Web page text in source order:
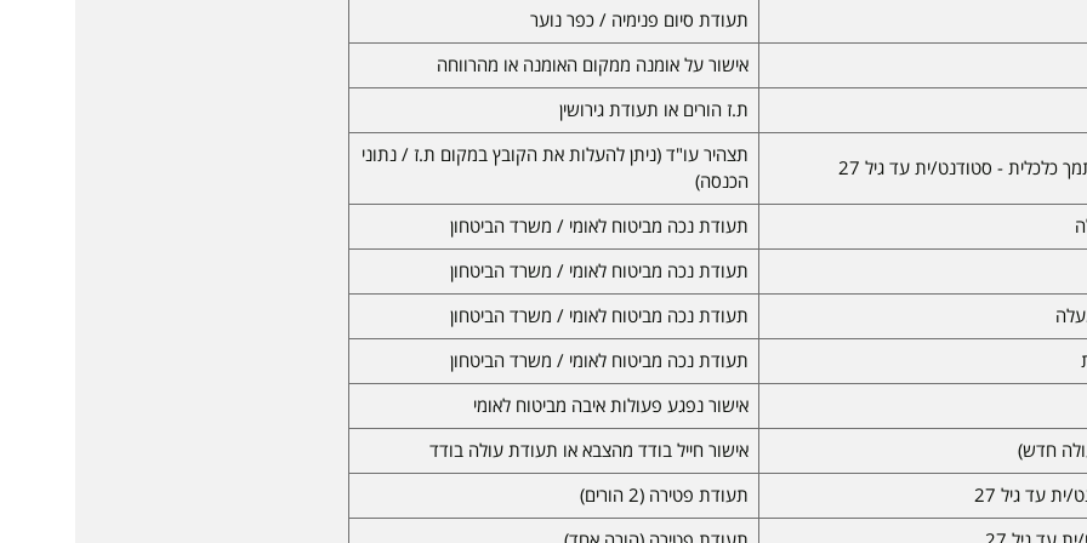
תעודת סיום פנימיה / כפר נוער
אישור על אומנה ממקום האומנה או מהרווחה
ת.ז הורים או תעודת גירושין
כלכלית - סטודנט/ית עד גיל 27
תצהיר עו"ד (ניתן להעלות את הקובץ במקום ת.ז / נתוני
הכנסה)
תעודת נכה מביטוח לאומי / משרד הביטחון
תעודת נכה מביטוח לאומי / משרד הביטחון
תעודת נכה מביטוח לאומי / משרד הביטחון
תעודת נכה מביטוח לאומי / משרד הביטחון
אישור נפגע פעולות איבה מביטוח לאומי
חדש)
אישור חייל בודד מהצבא או תעודת עולה בודד
עד גיל 27
תעודת פטירה (2 הורים)